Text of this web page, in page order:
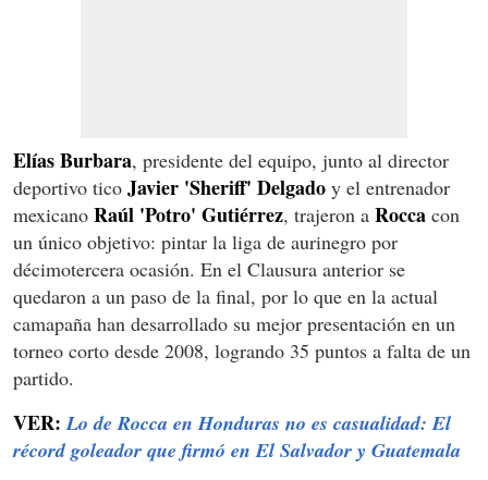
Elías Burbara, presidente del equipo, junto al director
deportivo tico Javier 'Sheriff' Delgado y el entrenador
mexicano Raúl 'Potro' Gutiérrez, trajeron a Rocca con
un único objetivo: pintar la liga de aurinegro por
décimotercera ocasión. En el Clausura anterior se
quedaron a un paso de la final, por lo que en la actual
camapaña han desarrollado su mejor presentación en un
torneo corto desde 2008, logrando 35 puntos a falta de un
partido.
VER: Lo de Rocca en Honduras no es casualidad: El
récord goleador que firmó en El Salvador y Guatemala